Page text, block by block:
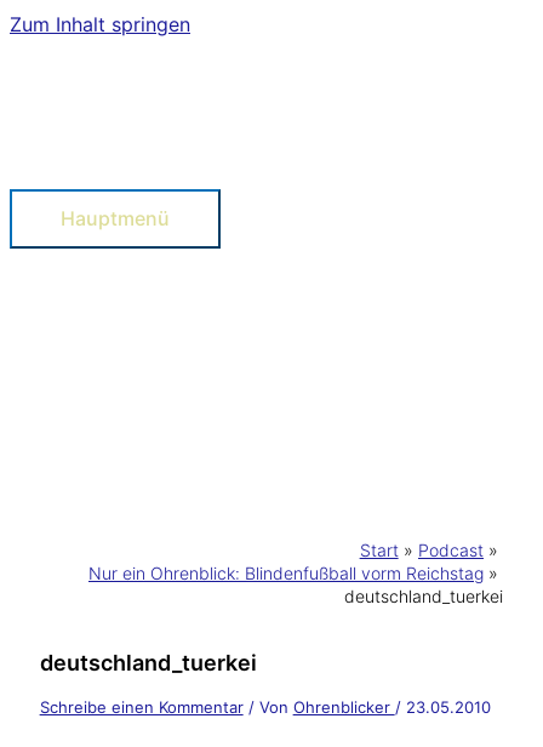
Zum Inhalt springen
Hauptmenü
Start
Podcast
Nur ein Ohrenblick: Blindenfußball vorm Reichstag
deutschland_tuerkei
deutschland_tuerkei
Schreibe einen Kommentar / Von Ohrenblicker / 23.05.2010